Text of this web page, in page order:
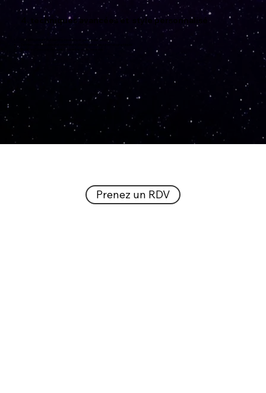
4. techniques avancées et style personnalisé
Prompting itératif, outpainting, inpainting et gestion des zooms
Terminologie descriptive et orientations photographiques/cinématographiques
Création d’une série d’images cohérentes et harmonisées
Prenez un RDV